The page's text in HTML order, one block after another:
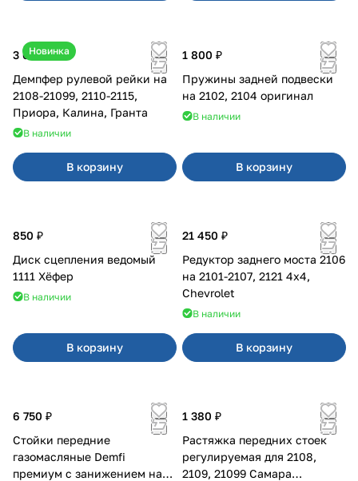
Новинка
3 600 ₽
Демпфер рулевой рейки на
2108-21099, 2110-2115,
Приора, Калина, Гранта
В наличии
В корзину
1 800 ₽
Пружины задней подвески
на 2102, 2104 оригинал
В наличии
В корзину
850 ₽
Диск сцепления ведомый
1111 Хёфер
В наличии
В корзину
21 450 ₽
Редуктор заднего моста 2106
на 2101-2107, 2121 4x4,
Chevrolet
В наличии
В корзину
6 750 ₽
Стойки передние
газомасляные Demfi
премиум с занижением на
1 380 ₽
Растяжка передних стоек
регулируемая для 2108,
2109, 21099 Самара